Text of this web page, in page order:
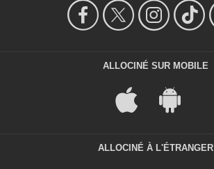
ALLOCINÉ SUR MOBILE
ALLOCINÉ À L'ÉTRANGER